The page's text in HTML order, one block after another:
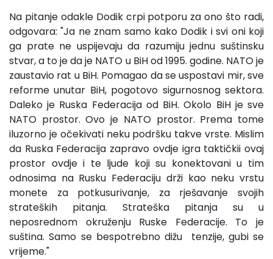
Na pitanje odakle Dodik crpi potporu za ono što radi,
odgovara: "Ja ne znam samo kako Dodik i svi oni koji
ga prate ne uspijevaju da razumiju jednu suštinsku
stvar, a to je da je NATO u BiH od 1995. godine. NATO je
zaustavio rat u BiH. Pomagao da se uspostavi mir, sve
reforme unutar BiH, pogotovo sigurnosnog sektora.
Daleko je Ruska Federacija od BiH. Okolo BiH je sve
NATO prostor. Ovo je NATO prostor. Prema tome
iluzorno je očekivati neku podršku takve vrste. Mislim
da Ruska Federacija zapravo ovdje igra taktičkii ovaj
prostor ovdje i te ljude koji su konektovani u tim
odnosima na Rusku Federaciju drži kao neku vrstu
monete za potkusurivanje, za rješavanje svojih
strateških pitanja. Strateška pitanja su u
neposrednom okruženju Ruske Federacije. To je
suština. Samo se bespotrebno dižu tenzije, gubi se
vrijeme."